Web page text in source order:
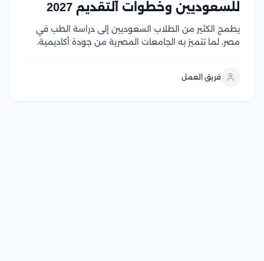
للسعوديين وخطوات التقديم 2027
يطمح الكثير من الطلاب السعوديين إلى دراسة الطب في
مصر، لما تتميز به الجامعات المصرية من جودة أكاديمية،
يتطلب استيفاء مجموعة من الشروط، في...
فريق العمل